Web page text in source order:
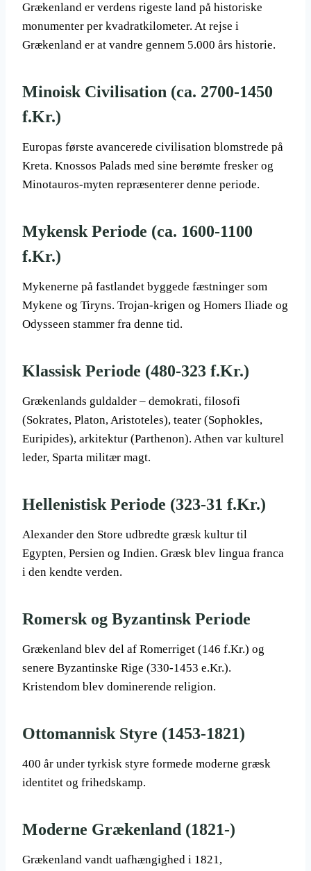
Grækenland er verdens rigeste land på historiske
monumenter per kvadratkilometer. At rejse i
Grækenland er at vandre gennem 5.000 års historie.
Minoisk Civilisation (ca. 2700-1450
f.Kr.)
Europas første avancerede civilisation blomstrede på
Kreta. Knossos Palads med sine berømte fresker og
Minotauros-myten repræsenterer denne periode.
Mykensk Periode (ca. 1600-1100
f.Kr.)
Mykenerne på fastlandet byggede fæstninger som
Mykene og Tiryns. Trojan-krigen og Homers Iliade og
Odysseen stammer fra denne tid.
Klassisk Periode (480-323 f.Kr.)
Grækenlands guldalder – demokrati, filosofi
(Sokrates, Platon, Aristoteles), teater (Sophokles,
Euripides), arkitektur (Parthenon). Athen var kulturel
leder, Sparta militær magt.
Hellenistisk Periode (323-31 f.Kr.)
Alexander den Store udbredte græsk kultur til
Egypten, Persien og Indien. Græsk blev lingua franca
i den kendte verden.
Romersk og Byzantinsk Periode
Grækenland blev del af Romerriget (146 f.Kr.) og
senere Byzantinske Rige (330-1453 e.Kr.).
Kristendom blev dominerende religion.
Ottomannisk Styre (1453-1821)
400 år under tyrkisk styre formede moderne græsk
identitet og frihedskamp.
Moderne Grækenland (1821-)
Grækenland vandt uafhængighed i 1821,